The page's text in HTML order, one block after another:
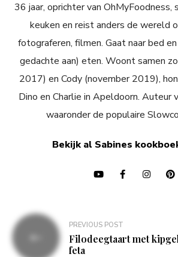
36 jaar, oprichter van
keuken en reist anders de wereld
fotograferen, filmen. Gaat naar bed
gedachte aan) eten. Woont samen
2017) en Cody (november 2019),
Dino en Charlie in Apeldoorn. Auteur
waaronder de populaire
Bekijk al Sabines
Bericht
navigatie
PREVIOUS POST
Filodeegtaart met
feta